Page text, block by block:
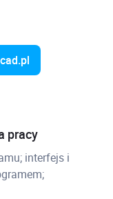
pracy
interfejs i